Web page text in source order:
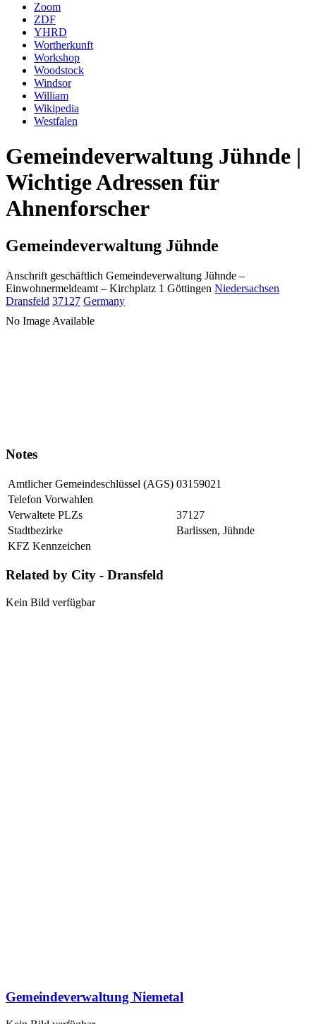
Zoom
ZDF
YHRD
Wortherkunft
Workshop
Woodstock
Windsor
William
Wikipedia
Westfalen
Gemeindeverwaltung Jühnde |
Wichtige Adressen für
Ahnenforscher
Gemeindeverwaltung Jühnde
Anschrift geschäftlich Gemeindeverwaltung Jühnde –
Einwohnermeldeamt – Kirchplatz 1 Göttingen Niedersachsen
Dransfeld 37127 Germany
No Image Available
Notes
Amtlicher Gemeindeschlüssel (AGS) 03159021
Telefon Vorwahlen
Verwaltete PLZs
37127
Stadtbezirke
Barlissen, Jühnde
KFZ Kennzeichen
Related by City - Dransfeld
Kein Bild verfügbar
Gemeindeverwaltung Niemetal